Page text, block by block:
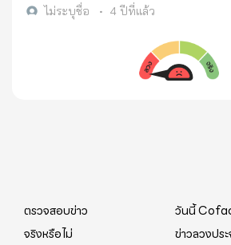
กระดูกหน้าอกถูกบิดเป็นเกลียวจากล่
บริเวณขากรรไกรเป็นสัญญาณบอกเห
เพราะมีแรงกดบริเวณหน้าอกและแผ่
กรรไกร และกราม เจ้าหน้าที่ปลายสายบอกฉันให้ค่อย
register/ การประปานครหลวง ไปที่เ
การไฟฟ้าส่วนภูมิภาค ไปที่เว็บไซต์
https://eservice.pea.co.th/
"1ครอบครัว/1บัตรสวัสดิการ อย่าลืม
ไม่ให้พลาดข่าว สวัสดิการดีๆจากรัฐ ค่าไฟ > ลงทะเบียน
ไม่ระบุชื่อ • 4 ปีที่แล้ว
ตรวจสอบข่าว
วันนี้
จริงหรือไม่
ข่าวลวงปร